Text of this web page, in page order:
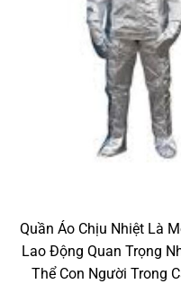
Quần Áo Chịu Nhiệt Là
Lao Động Quan Trọng
Thể Con Người Trong